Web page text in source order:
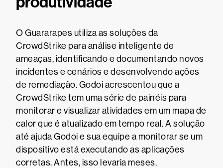
O Guararapes utiliza as soluções da
CrowdStrike para análise inteligente de
ameaças, identificando e documentando novos
incidentes e cenários e desenvolvendo ações
de remediação. Godoi acrescentou que a
CrowdStrike tem uma série de painéis para
monitorar e visualizar atividades em um mapa de
calor que é atualizado em tempo real. A solução
até ajuda Godoi e sua equipe a monitorar se um
dispositivo está executando as aplicações
corretas. Antes, isso levaria meses.